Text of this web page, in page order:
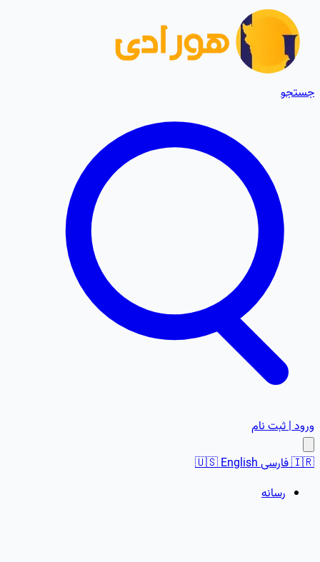
جستجو
ورود | ثبت نام
🇮🇷فارسی 🇺🇸English
رسانه